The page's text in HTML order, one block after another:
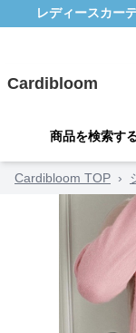
レディースカー
Cardibloom
商品を検索す
Cardibloom TOP ›